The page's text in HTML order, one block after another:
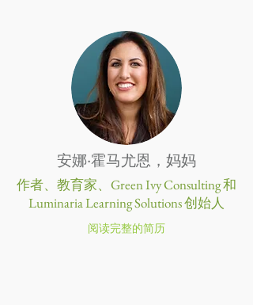
安娜·霍马尤恩，妈妈
作者、教育家、Green Ivy Consulting 和
Luminaria Learning Solutions 创始人
阅读完整的简历